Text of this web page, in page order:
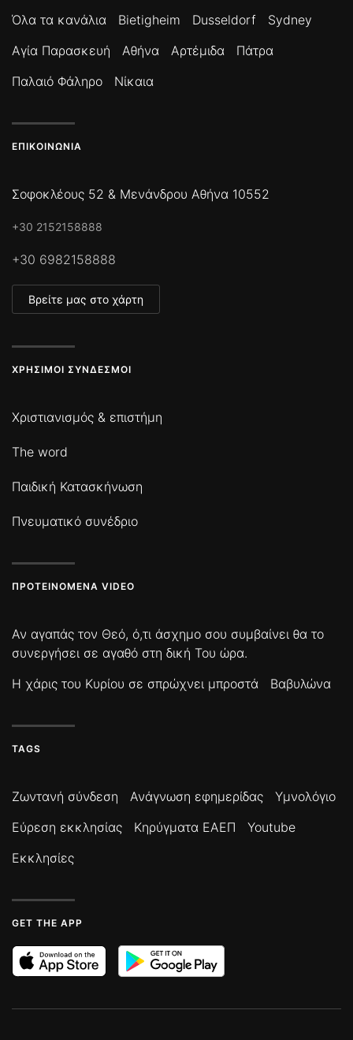
Όλα τα κανάλια Bietigheim Dusseldorf
Sydney
Αγία Παρασκευή
Αθήνα Αρτέμιδα
Πάτρα
Παλαιό Φάληρο
Νίκαια
ΕΠΙΚΟΙΝΩΝΊΑ
Σοφοκλέους 52 & Μενάνδρου Αθήνα 10552
+30 2152158888
+30 6982158888
Βρείτε μας στο χάρτη
ΧΡΉΣΙΜΟΙ ΣΎΝΔΕΣΜΟΙ
Χριστιανισμός & επιστήμη
The word
Παιδική Κατασκήνωση
Πνευματικό συνέδριο
ΠΡΟΤΕΙΝΌΜΕΝΑ VIDEO
Αν αγαπάς τον Θεό, ό,τι άσχημο σου συμβαίνει θα το
συνεργήσει σε αγαθό στη δική Του ώρα.
Η χάρις του Κυρίου σε σπρώχνει μπροστά
Βαβυλώνα
TAGS
Ζωντανή σύνδεση Ανάγνωση εφημερίδας
Υμνολόγιο
Εύρεση εκκλησίας
Κηρύγματα ΕΑΕΠ
Youtube
Εκκλησίες
GET THE APP